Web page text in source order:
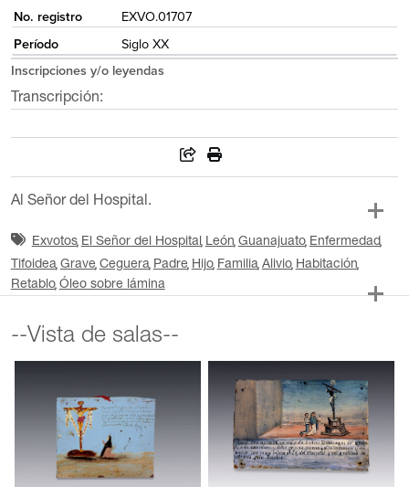
No. registro
EXVO.01707
Período
Siglo XX
Inscripciones y/o leyendas
Transcripción:
Al Señor del Hospital.
Exvotos El Señor del Hospital León Guanajuato Enfermedad
Tifoidea Grave Ceguera Padre Hijo Familia Alivio Habitación
Retablo Óleo sobre lámina
--Vista de salas--